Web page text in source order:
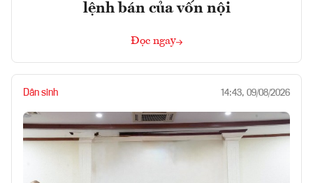
lệnh bán của vốn nội
Đọc ngay
Dân sinh 14:43, 09/08/2026